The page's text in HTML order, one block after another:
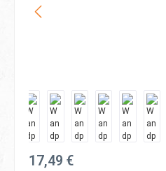
Regulärer Preis:
17,49 €